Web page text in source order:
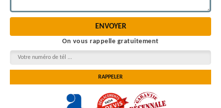
On vous rappelle gratuitement